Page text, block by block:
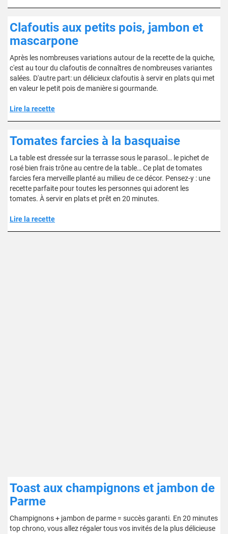
Clafoutis aux petits pois, jambon et
mascarpone
Après les nombreuses variations autour de la recette de la quiche,
c'est au tour du clafoutis de connaîtres de nombreuses variantes
salées. D'autre part: un délicieux clafoutis à servir en plats qui met
en valeur le petit pois de manière si gourmande.
Lire la recette
Tomates farcies à la basquaise
La table est dressée sur la terrasse sous le parasol… le pichet de
rosé bien frais trône au centre de la table… Ce plat de tomates
farcies fera merveille planté au milieu de ce décor. Pensez-y : une
recette parfaite pour toutes les personnes qui adorent les
tomates. À servir en plats et prêt en 20 minutes.
Lire la recette
Toast aux champignons et jambon de
Parme
Champignons + jambon de parme = succès garanti. En 20 minutes
top chrono, vous allez régaler tous vos invités de la plus délicieuse